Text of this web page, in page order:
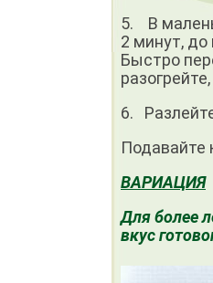
5. В
2 минут, до
Быстро
6.
Подавайте
ВАРИАЦИЯ
Для более
вкус